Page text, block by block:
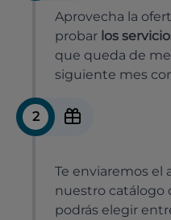
Aprovecha la
probar los
que queda de
siguiente mes
2
Te enviaremos el
nuestro catálogo
podrás elegir